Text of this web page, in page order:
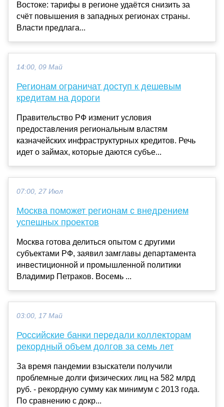
Востоке: тарифы в регионе удаётся снизить за
счёт повышения в западных регионах страны.
Власти предлага...
14:00, 09 Май
Регионам ограничат доступ к дешевым
кредитам на дороги
Правительство РФ изменит условия
предоставления региональным властям
казначейских инфраструктурных кредитов. Речь
идет о займах, которые даются субъе...
07:00, 27 Июл
Москва поможет регионам с внедрением
успешных проектов
Москва готова делиться опытом с другими
субъектами РФ, заявил замглавы департамента
инвестиционной и промышленной политики
Владимир Петраков. Восемь ...
03:00, 17 Май
Российские банки передали коллекторам
рекордный объем долгов за семь лет
За время пандемии взыскатели получили
проблемные долги физических лиц на 582 млрд
руб. - рекордную сумму как минимум с 2013 года.
По сравнению с докр...